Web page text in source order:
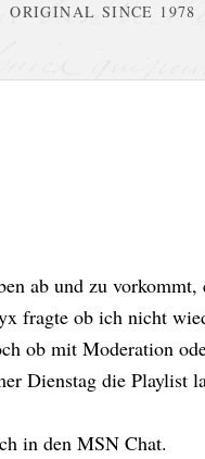
ORIGINAL SINCE 1978
ab und zu vorkommt,
fragte ob ich nicht
ob mit Moderation
Dienstag die Playlist
in den MSN Chat.